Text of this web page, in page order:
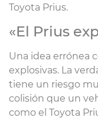
Toyota Prius.
«El Prius
Una idea errónea
explosivas. La
tiene un riesgo
colisión que un
como el Toyota